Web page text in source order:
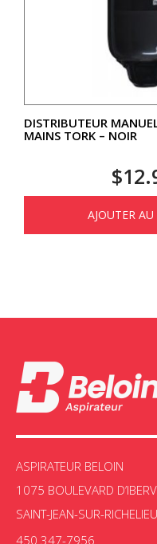
DISTRIBUTEUR
MAINS TORK – NOIR
$
AJOUTER
ASPIRATEUR BELOIN
1075 BOULEVARD
SAINT-JEAN-SUR-
450 347-7956